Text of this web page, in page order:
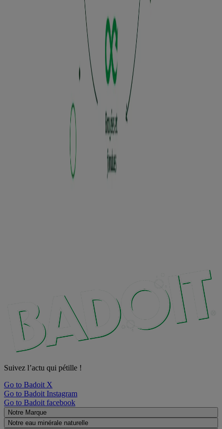
Suivez l’actu qui pétille !
Go to Badoit X
Go to Badoit Instagram
Go to Badoit facebook
Notre Marque
Notre eau minérale naturelle